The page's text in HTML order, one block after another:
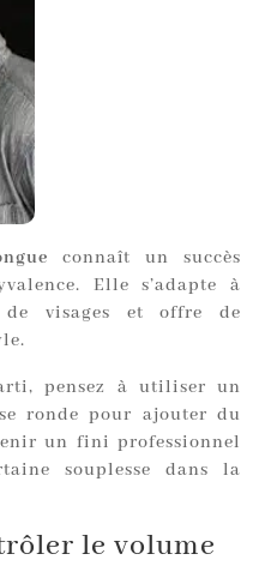
connaît un succès
Elle s’adapte à
de visages et offre de
pensez à utiliser un
ronde pour ajouter du
un fini professionnel
souplesse dans la
le volume